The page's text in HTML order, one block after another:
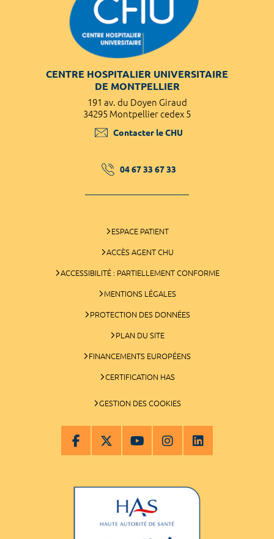
CENTRE HOSPITALIER UNIVERSITAIRE
DE MONTPELLIER
191 av. du Doyen Giraud
34295 Montpellier cedex 5
Contacter le CHU
04 67 33 67 33
ESPACE PATIENT
ACCÈS AGENT CHU
ACCESSIBILITÉ : PARTIELLEMENT CONFORME
MENTIONS LÉGALES
PROTECTION DES DONNÉES
PLAN DU SITE
FINANCEMENTS EUROPÉENS
CERTIFICATION HAS
GESTION DES COOKIES